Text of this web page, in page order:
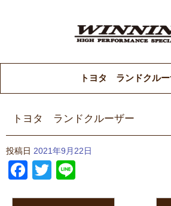
トヨタ ランドクル
トヨタ ランドクルーザー
投稿日 2021年9月22日
Facebook
Twitter